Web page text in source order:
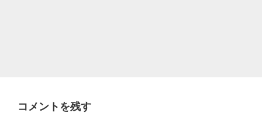
コメントを残す